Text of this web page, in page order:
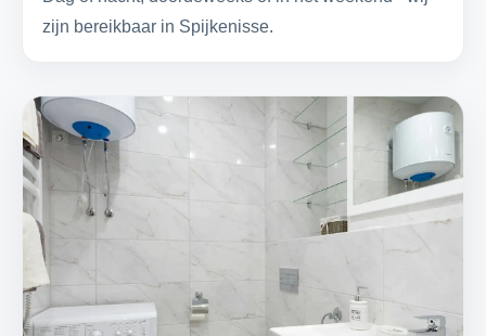
zijn bereikbaar in Spijkenisse.